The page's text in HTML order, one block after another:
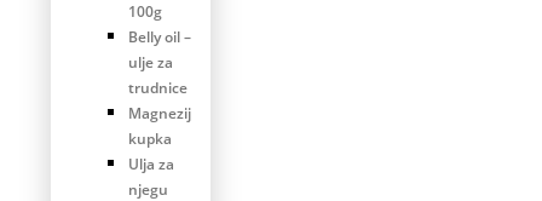
100g
Belly oil –
ulje za
trudnice
Magnezij
kupka
Ulja za
njegu